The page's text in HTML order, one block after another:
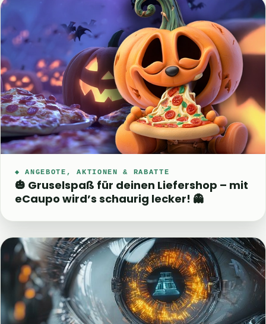
◆ ANGEBOTE, AKTIONEN & RABATTE
🎃 Gruselspaß für deinen Liefershop – mit
eCaupo wird’s schaurig lecker! 👻